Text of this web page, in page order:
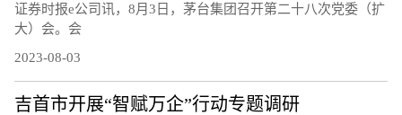
证券时报e公司讯，8月3日，茅台集团召开第二十八次党委（扩
大）会。会
2023-08-03
吉首市开展“智赋万企”行动专题调研